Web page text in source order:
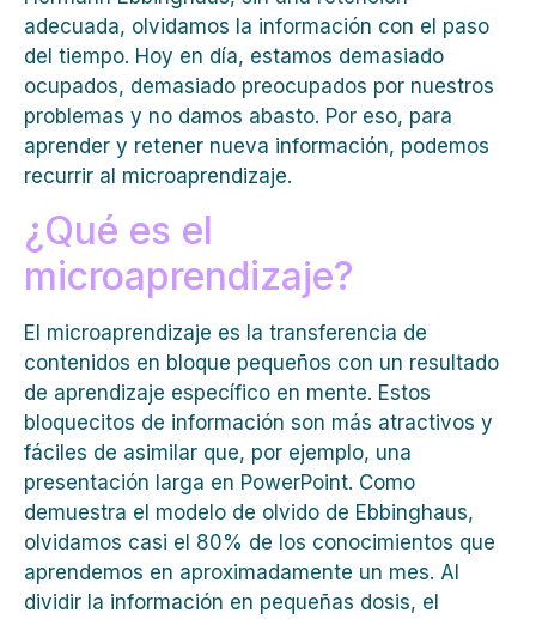
adecuada, olvidamos la información con el paso
del tiempo. Hoy en día, estamos demasiado
ocupados, demasiado preocupados por nuestros
problemas y no damos abasto. Por eso, para
aprender y retener nueva información, podemos
recurrir al microaprendizaje.
¿Qué es el
microaprendizaje?
El microaprendizaje es la transferencia de
contenidos en bloque pequeños con un resultado
de aprendizaje específico en mente. Estos
bloquecitos de información son más atractivos y
fáciles de asimilar que, por ejemplo, una
presentación larga en PowerPoint. Como
demuestra el modelo de olvido de Ebbinghaus,
olvidamos casi el 80% de los conocimientos que
aprendemos en aproximadamente un mes. Al
dividir la información en pequeñas dosis, el